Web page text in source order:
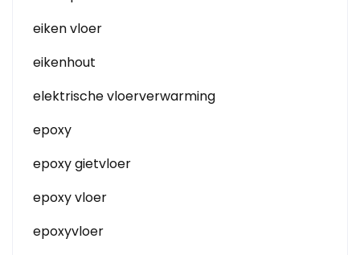
eiken vloer
eikenhout
elektrische vloerverwarming
epoxy
epoxy gietvloer
epoxy vloer
epoxyvloer